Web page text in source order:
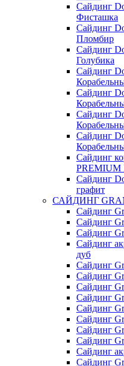
Сайдинг
Фисташка
Сайдинг
Пломбир
Сайдинг
Голубика
Сайдинг
Сайдинг
Сайдинг
Сайдинг
Сайдинг
PREMIUM
Сайдинг
графит
САЙДИНГ
Сайдинг
Сайдинг
Сайдинг
Сайдинг
дуб
Сайдинг
Сайдинг
Сайдинг
Сайдинг
Сайдинг
Сайдинг
Сайдинг
Сайдинг
Сайдинг
Сайдинг